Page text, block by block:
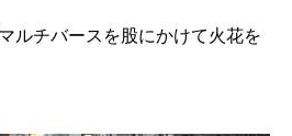
ルチバースを股にかけて火花を